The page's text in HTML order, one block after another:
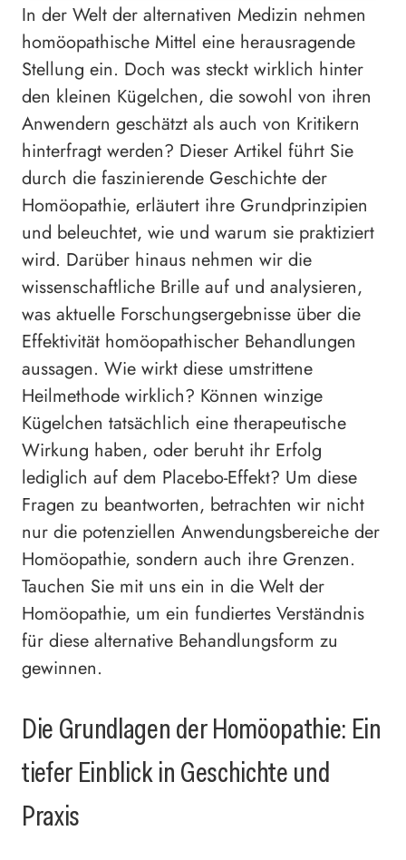
In der Welt der alternativen Medizin nehmen
homöopathische Mittel eine herausragende
Stellung ein. Doch was steckt wirklich hinter
den kleinen Kügelchen, die sowohl von ihren
Anwendern geschätzt als auch von Kritikern
hinterfragt werden? Dieser Artikel führt Sie
durch die faszinierende Geschichte der
Homöopathie, erläutert ihre Grundprinzipien
und beleuchtet, wie und warum sie praktiziert
wird. Darüber hinaus nehmen wir die
wissenschaftliche Brille auf und analysieren,
was aktuelle Forschungsergebnisse über die
Effektivität homöopathischer Behandlungen
aussagen. Wie wirkt diese umstrittene
Heilmethode wirklich? Können winzige
Kügelchen tatsächlich eine therapeutische
Wirkung haben, oder beruht ihr Erfolg
lediglich auf dem Placebo-Effekt? Um diese
Fragen zu beantworten, betrachten wir nicht
nur die potenziellen Anwendungsbereiche der
Homöopathie, sondern auch ihre Grenzen.
Tauchen Sie mit uns ein in die Welt der
Homöopathie, um ein fundiertes Verständnis
für diese alternative Behandlungsform zu
gewinnen.
Die Grundlagen der Homöopathie: Ein
tiefer Einblick in Geschichte und
Praxis